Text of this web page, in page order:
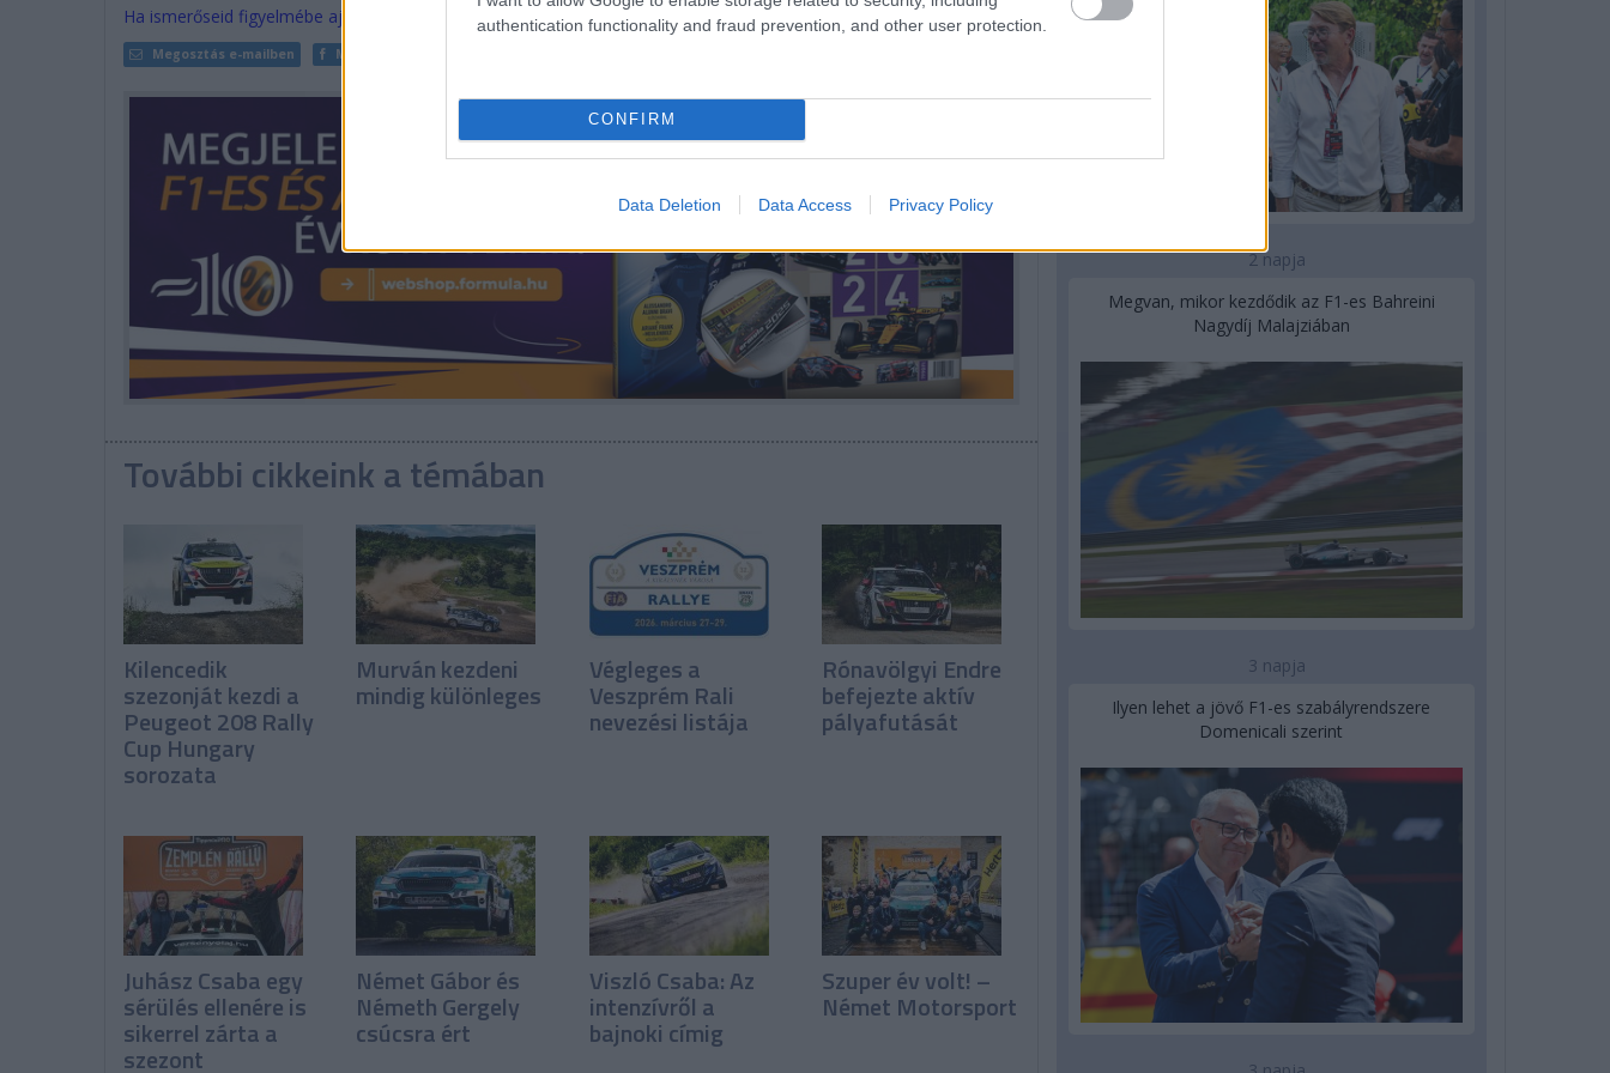
authentication functionality and fraud prevention, and other user protection.
CONFIRM
Data Deletion Data Access Privacy Policy
Ha ismerőseid figyelmébe ajánlanád a cikket, megteheted az alábbi gombokkal:
Megosztás e-mailben Megosztás Facebookon
További cikkeink a témában
Kilencedik
szezonját kezdi a
Peugeot 208 Rally
Cup Hungary
sorozata
Murván kezdeni
mindig különleges
Végleges a
Veszprém Rali
nevezési listája
Rónavölgyi Endre
befejezte aktív
pályafutását
Juhász Csaba egy
sérülés ellenére is
sikerrel zárta a
szezont
Német Gábor és
Németh Gergely
csúcsra ért
Viszló Csaba: Az
intenzívről a
bajnoki címig
Szuper év volt! –
Német Motorsport
2 napja
Megvan, mikor kezdődik az F1-es Bahreini
Nagydíj Malajziában
3 napja
Ilyen lehet a jövő F1-es szabályrendszere
Domenicali szerint